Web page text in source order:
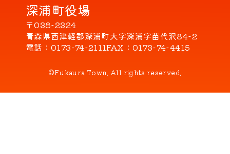
深浦町役場
〒038-2324
青森県西津軽郡深浦町大字深浦字苗代沢84-2
電話
0173-74-2111FAX 0173-74-4415
©Fukaura Town. All rights reserved.